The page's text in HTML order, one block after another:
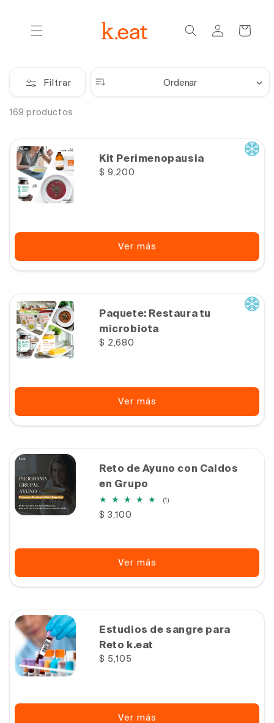
al contenido
sesión
Carrito
Filtrar Ordenar
169 productos
Kit Perimenopausia
Precio
$ 9,200
Ver más
Paquete: Restaura tu
microbiota
Precio
$ 2,680
Ver más
Reto de Ayuno con Caldos
en Grupo
(1)1
Precio
$ 3,100
Ver más
Estudios de sangre para
Reto k.eat
Precio
$ 5,105
Ver más